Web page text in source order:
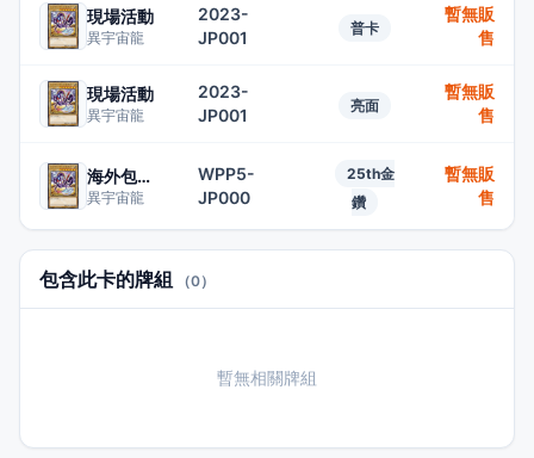
現場活動
異宇宙龍
2023-
JP001
普卡
暫無販
售
現場活動
異宇宙龍
2023-
JP001
亮面
暫無販
售
海外包2024
異宇宙龍
WPP5-
JP000
25th金
鑽
暫無販
售
包含此卡的牌組 （0）
暫無相關牌組